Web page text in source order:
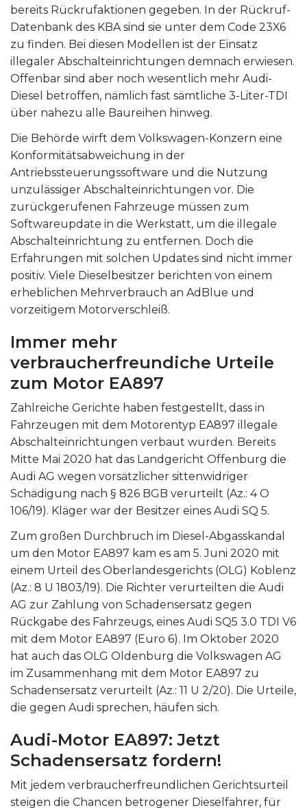
bereits Rückrufaktionen gegeben. In der Rückruf-
Datenbank des KBA sind sie unter dem Code 23X6
zu finden. Bei diesen Modellen ist der Einsatz
illegaler Abschalteinrichtungen demnach erwiesen.
Offenbar sind aber noch wesentlich mehr Audi-
Diesel betroffen, nämlich fast sämtliche 3-Liter-TDI
über nahezu alle Baureihen hinweg.
Die Behörde wirft dem Volkswagen-Konzern eine
Konformitätsabweichung in der
Antriebssteuerungssoftware und die Nutzung
unzulässiger Abschalteinrichtungen vor. Die
zurückgerufenen Fahrzeuge müssen zum
Softwareupdate in die Werkstatt, um die illegale
Abschalteinrichtung zu entfernen. Doch die
Erfahrungen mit solchen Updates sind nicht immer
positiv. Viele Dieselbesitzer berichten von einem
erheblichen Mehrverbrauch an AdBlue und
vorzeitigem Motorverschleiß.
Immer mehr
verbraucherfreundiche Urteile
zum Motor EA897
Zahlreiche Gerichte haben festgestellt, dass in
Fahrzeugen mit dem Motorentyp EA897 illegale
Abschalteinrichtungen verbaut wurden. Bereits
Mitte Mai 2020 hat das Landgericht Offenburg die
Audi AG wegen vorsätzlicher sittenwidriger
Schädigung nach § 826 BGB verurteilt (Az.: 4 O
106/19). Kläger war der Besitzer eines Audi SQ 5.
Zum großen Durchbruch im Diesel-Abgasskandal
um den Motor EA897 kam es am 5. Juni 2020 mit
einem Urteil des Oberlandesgerichts (OLG) Koblenz
(Az.: 8 U 1803/19). Die Richter verurteilten die Audi
AG zur Zahlung von Schadensersatz gegen
Rückgabe des Fahrzeugs, eines Audi SQ5 3.0 TDI V6
mit dem Motor EA897 (Euro 6). Im Oktober 2020
hat auch das OLG Oldenburg die Volkswagen AG
im Zusammenhang mit dem Motor EA897 zu
Schadensersatz verurteilt (Az.: 11 U 2/20). Die Urteile,
die gegen Audi sprechen, häufen sich.
Audi-Motor EA897: Jetzt
Schadensersatz fordern!
Mit jedem verbraucherfreundlichen Gerichtsurteil
steigen die Chancen betrogener Dieselfahrer, für